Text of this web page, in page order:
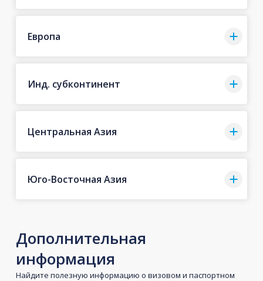
Европа
Инд. субконтинент
Центральная Азия
Юго-Восточная Азия
Дополнительная
информация
Найдите полезную информацию о визовом и паспортном